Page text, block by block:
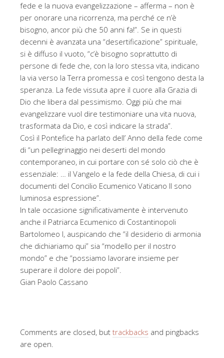
fede e la nuova evangelizzazione – afferma – non è
per onorare una ricorrenza, ma perché ce n’è
bisogno, ancor più che 50 anni fa!”. Se in questi
decenni è avanzata una “desertificazione” spirituale,
si è diffuso il vuoto, “c’è bisogno soprattutto di
persone di fede che, con la loro stessa vita, indicano
la via verso la Terra promessa e così tengono desta la
speranza. La fede vissuta apre il cuore alla Grazia di
Dio che libera dal pessimismo. Oggi più che mai
evangelizzare vuol dire testimoniare una vita nuova,
trasformata da Dio, e così indicare la strada”.
Così il Pontefice ha parlato dell’ Anno della fede come
di “un pellegrinaggio nei deserti del mondo
contemporaneo, in cui portare con sé solo ciò che è
essenziale: … il Vangelo e la fede della Chiesa, di cui i
documenti del Concilio Ecumenico Vaticano II sono
luminosa espressione”.
In tale occasione significativamente è intervenuto
anche il Patriarca Ecumenico di Costantinopoli
Bartolomeo I, auspicando che “il desiderio di armonia
che dichiariamo qui” sia “modello per il nostro
mondo” e che “possiamo lavorare insieme per
superare il dolore dei popoli”.
Gian Paolo Cassano
Comments are closed, but trackbacks and pingbacks
are open.